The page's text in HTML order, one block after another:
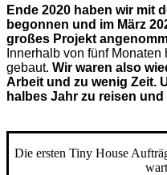
Ende 2020 haben wir mit
begonnen und im März
großes Projekt
Innerhalb von fünf
gebaut. Wir waren also
Arbeit und zu wenig Zeit.
halbes Jahr zu reisen
Die ersten Tiny House